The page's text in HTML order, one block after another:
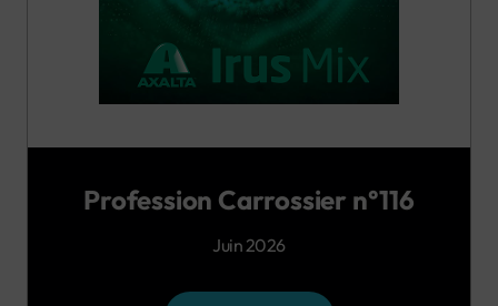
Profession Carrossier n°116
Juin 2026